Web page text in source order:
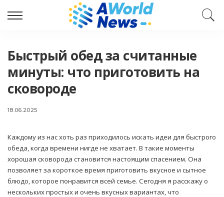
Быстрый обед за считанные
минуты: что приготовить на
сковороде
18.06.2025
Каждому из нас хоть раз приходилось искать идеи для быстрого
обеда, когда времени нигде не хватает. В такие моменты
хорошая сковорода становится настоящим спасением. Она
позволяет за короткое время приготовить вкусное и сытное
блюдо, которое понравится всей семье. Сегодня я расскажу о
нескольких простых и очень вкусных вариантах, что